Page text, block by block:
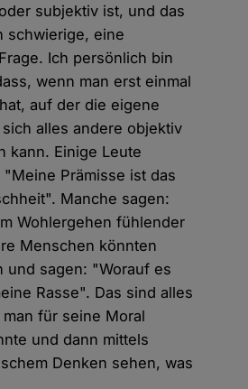
subjektiv ist, und das
schwierige, eine
Ich persönlich bin
wenn man erst einmal
auf der die eigene
alles andere objektiv
kann. Einige Leute
Prämisse ist das
Manche sagen:
Wohlergehen fühlender
Menschen könnten
und sagen: "Worauf es
Rasse". Das sind alles
für seine Moral
und dann mittels
Denken sehen, was